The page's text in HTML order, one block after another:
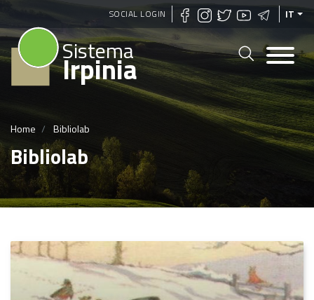
Salta
al
contenuto
principale
SOCIAL LOGIN IT
Sistema
Irpinia
Home Bibliolab
Bibliolab